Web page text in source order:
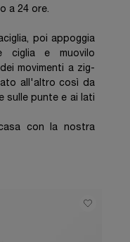
a 24 ore.
poi appoggia
ciglia e muovilo
movimenti a zig-
all'altro così da
sulle punte e ai lati
con la nostra